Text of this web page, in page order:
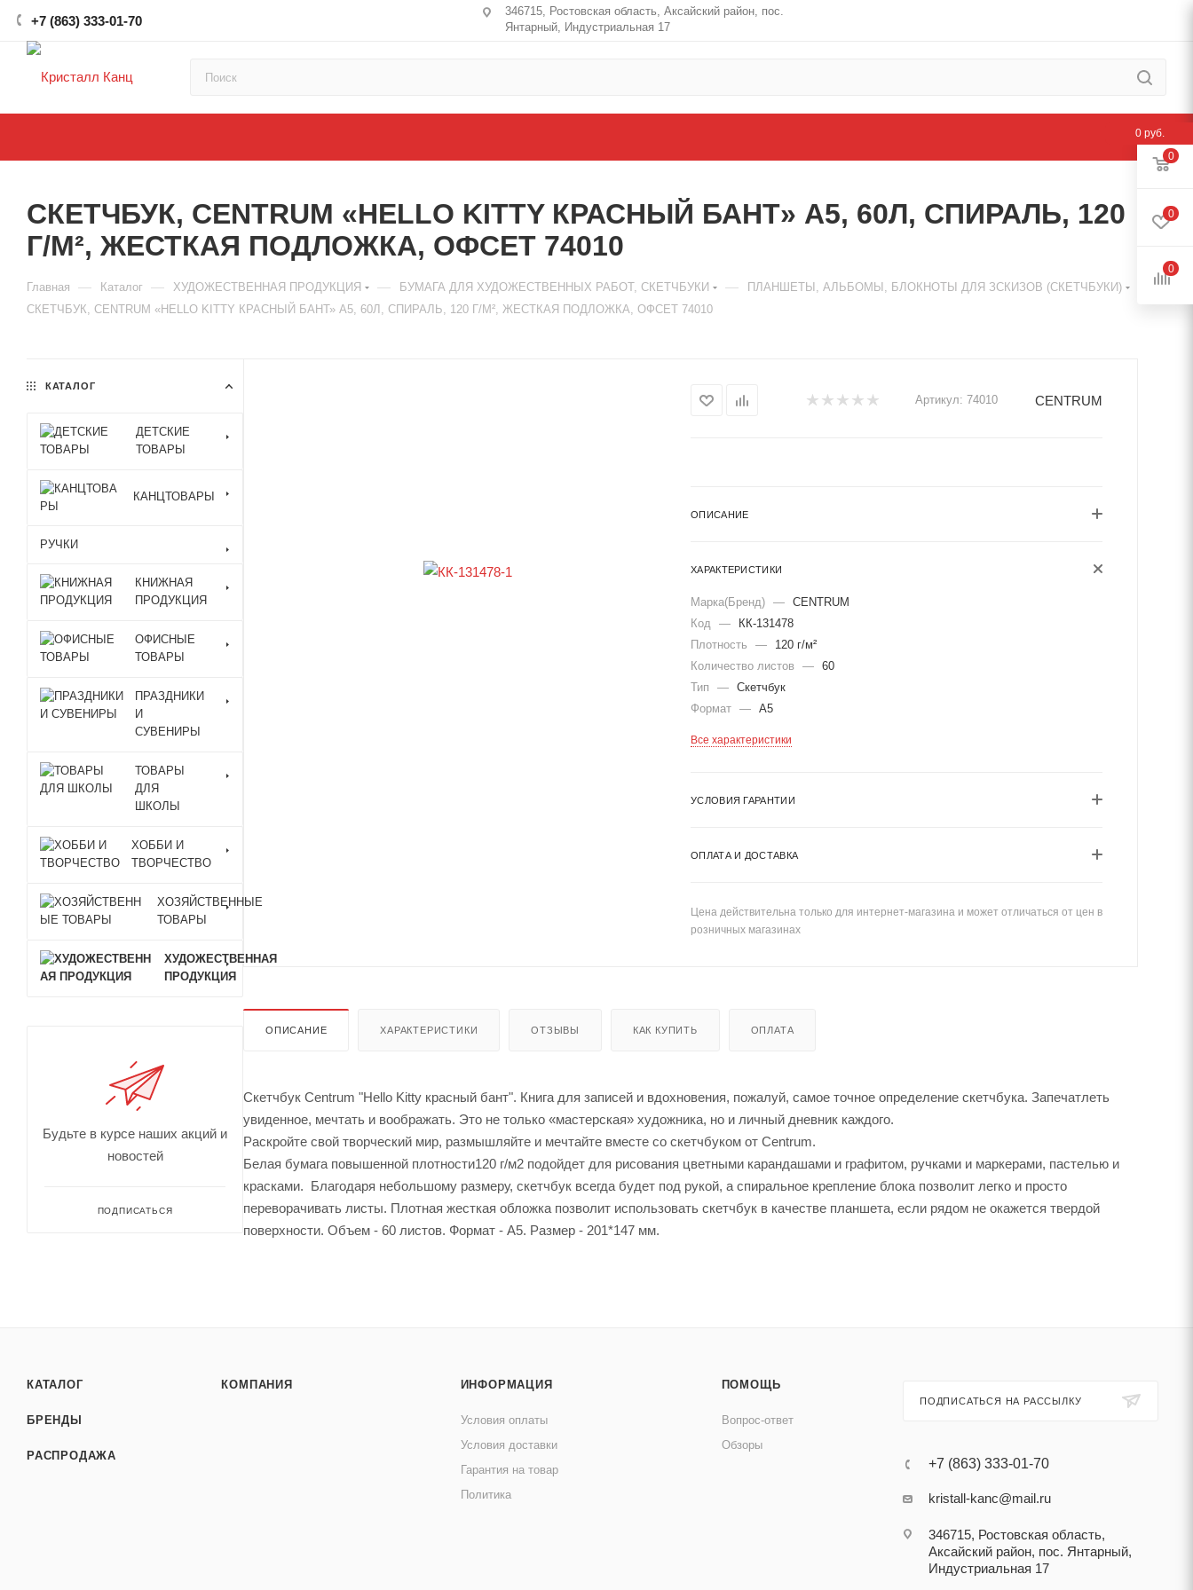
+7 (863) 333-01-70
346715, Ростовская область​, Аксайский район, пос.
Янтарный, Индустриальная 17
СКЕТЧБУК, CENTRUM «HELLO KITTY КРАСНЫЙ БАНТ» А5, 60Л, СПИРАЛЬ, 120
Г/М², ЖЕСТКАЯ ПОДЛОЖКА, ОФСЕТ 74010
Главная — Каталог — ХУДОЖЕСТВЕННАЯ ПРОДУКЦИЯ — БУМАГА ДЛЯ ХУДОЖЕСТВЕННЫХ РАБОТ, СКЕТЧБУКИ — ПЛАНШЕТЫ, АЛЬБОМЫ, БЛОКНОТЫ ДЛЯ ЗСКИЗОВ (СКЕТЧБУКИ)
СКЕТЧБУК, CENTRUM «HELLO KITTY КРАСНЫЙ БАНТ» А5, 60Л, СПИРАЛЬ, 120 Г/М², ЖЕСТКАЯ ПОДЛОЖКА, ОФСЕТ 74010
Артикул: 74010 CENTRUM
ОПИСАНИЕ
ХАРАКТЕРИСТИКИ
Марка(Бренд) — CENTRUM
Код —
КК-131478
Плотность
—
120 г/м²
Количество листов
— 60
Тип
— Скетчбук
Формат — А5
Все характеристики
УСЛОВИЯ ГАРАНТИИ
ОПЛАТА И ДОСТАВКА
Цена действительна только для интернет-магазина и может отличаться от цен в
розничных магазинах
ОПИСАНИЕ ХАРАКТЕРИСТИКИ ОТЗЫВЫ КАК КУПИТЬ ОПЛАТА
Скетчбук Centrum "Hello Kitty красный бант". Книга для записей и вдохновения, пожалуй, самое точное определение скетчбука. Запечатлеть
увиденное, мечтать и воображать. Это не только «мастерская» художника, но и личный дневник каждого.
Раскройте свой творческий мир, размышляйте и мечтайте вместе со скетчбуком от Centrum.
Белая бумага повышенной плотности120 г/м2 подойдет для рисования цветными карандашами и графитом, ручками и маркерами, пастелью и
красками. Благодаря небольшому размеру, скетчбук всегда будет под рукой, а спиральное крепление блока позволит легко и просто
переворачивать листы. Плотная жесткая обложка позволит использовать скетчбук в качестве планшета, если рядом не окажется твердой
поверхности. Объем - 60 листов. Формат - А5. Размер - 201*147 мм.
КАТАЛОГ
ДЕТСКИЕ
ТОВАРЫ
КАНЦТОВАРЫ
РУЧКИ
КНИЖНАЯ
ПРОДУКЦИЯ
ОФИСНЫЕ
ТОВАРЫ
ПРАЗДНИКИ
И
СУВЕНИРЫ
ТОВАРЫ
ДЛЯ
ШКОЛЫ
ХОББИ И
ТВОРЧЕСТВО
ХОЗЯЙСТВЕННЫЕ
ТОВАРЫ
ХУДОЖЕСТВЕННАЯ
ПРОДУКЦИЯ
Будьте в курсе наших акций и
новостей
ПОДПИСАТЬСЯ
КАТАЛОГ
БРЕНДЫ
РАСПРОДАЖА
КОМПАНИЯ ИНФОРМАЦИЯ
Условия оплаты
Условия доставки
Гарантия на товар
Политика
ПОМОЩЬ
Вопрос-ответ
Обзоры
ПОДПИСАТЬСЯ НА РАССЫЛКУ
+7 (863) 333-01-70
kristall-kanc@mail.ru
346715, Ростовская область​,
Аксайский район, пос. Янтарный,
Индустриальная 17
0
0
0
0 руб.